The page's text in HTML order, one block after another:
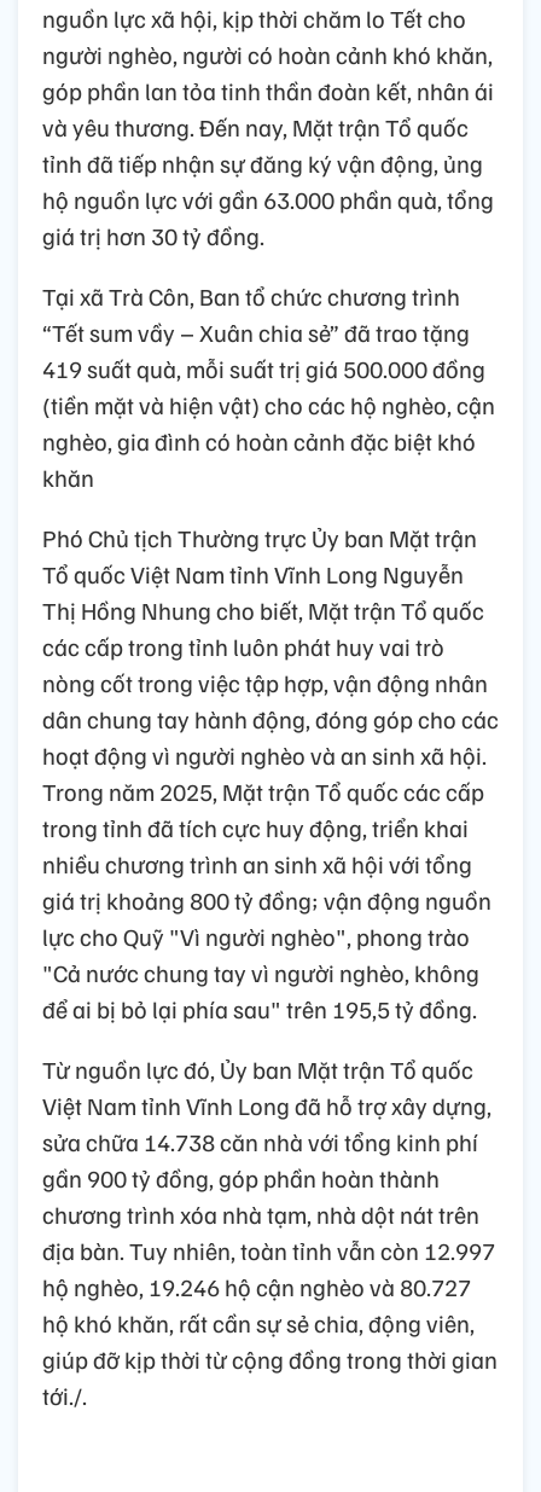
nguồn lực xã hội, kịp thời chăm lo Tết cho
người nghèo, người có hoàn cảnh khó khăn,
góp phần lan tỏa tinh thần đoàn kết, nhân ái
và yêu thương. Đến nay, Mặt trận Tổ quốc
tỉnh đã tiếp nhận sự đăng ký vận động, ủng
hộ nguồn lực với gần 63.000 phần quà, tổng
giá trị hơn 30 tỷ đồng.
Tại xã Trà Côn, Ban tổ chức chương trình
“Tết sum vầy – Xuân chia sẻ” đã trao tặng
419 suất quà, mỗi suất trị giá 500.000 đồng
(tiền mặt và hiện vật) cho các hộ nghèo, cận
nghèo, gia đình có hoàn cảnh đặc biệt khó
khăn
Phó Chủ tịch Thường trực Ủy ban Mặt trận
Tổ quốc Việt Nam tỉnh Vĩnh Long Nguyễn
Thị Hồng Nhung cho biết, Mặt trận Tổ quốc
các cấp trong tỉnh luôn phát huy vai trò
nòng cốt trong việc tập hợp, vận động nhân
dân chung tay hành động, đóng góp cho các
hoạt động vì người nghèo và an sinh xã hội.
Trong năm 2025, Mặt trận Tổ quốc các cấp
trong tỉnh đã tích cực huy động, triển khai
nhiều chương trình an sinh xã hội với tổng
giá trị khoảng 800 tỷ đồng; vận động nguồn
lực cho Quỹ "Vì người nghèo", phong trào
"Cả nước chung tay vì người nghèo, không
để ai bị bỏ lại phía sau" trên 195,5 tỷ đồng.
Từ nguồn lực đó, Ủy ban Mặt trận Tổ quốc
Việt Nam tỉnh Vĩnh Long đã hỗ trợ xây dựng,
sửa chữa 14.738 căn nhà với tổng kinh phí
gần 900 tỷ đồng, góp phần hoàn thành
chương trình xóa nhà tạm, nhà dột nát trên
địa bàn. Tuy nhiên, toàn tỉnh vẫn còn 12.997
hộ nghèo, 19.246 hộ cận nghèo và 80.727
hộ khó khăn, rất cần sự sẻ chia, động viên,
giúp đỡ kịp thời từ cộng đồng trong thời gian
tới./.